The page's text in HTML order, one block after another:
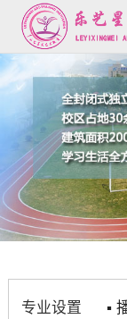
专业设置 ▪